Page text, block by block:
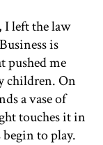
left the law
is
pushed me
children. On
a vase of
touches it in
to play.